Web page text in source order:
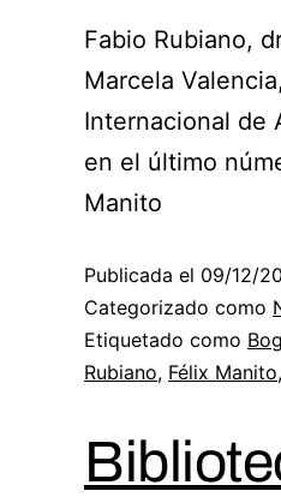
Fabio Rubiano,
Marcela
Internacional de
en el último
Manito
Publicada el 09/12/
Categorizado como
Etiquetado como
Rubiano, Félix Manito,